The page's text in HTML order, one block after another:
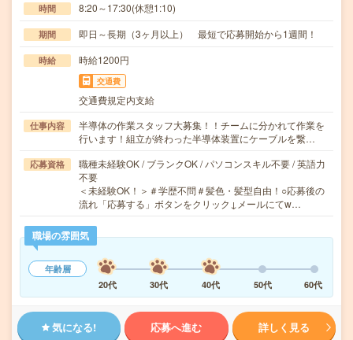
時間 8:20～17:30(休憩1:10)
期間 即日～長期（3ヶ月以上） 最短で応募開始から1週間！
時給 時給1200円
交通費
交通費規定内支給
仕事内容
半導体の作業スタッフ大募集！！チームに分かれて作業を
行います！組立が終わった半導体装置にケーブルを繋…
応募資格
職種未経験OK / ブランクOK / パソコンスキル不要 / 英語力
不要
＜未経験OK！＞＃学歴不問＃髪色・髪型自由！○応募後の
流れ「応募する」ボタンをクリック↓メールにてw…
職場の雰囲気
年齢層
20代
30代 40代 50代 60代
気になる! 応募へ進む 詳しく見る